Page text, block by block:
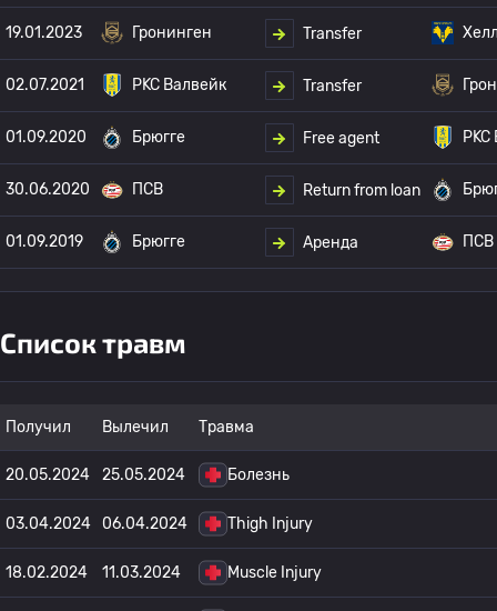
19.01.2023 Гронинген Transfer
02.07.2021 РKC Валвейк Transfer
01.09.2020 Брюгге Free agent
30.06.2020 ПСВ Return from loan
01.09.2019 Брюгге Аренда ПСВ
Список травм
Получил Вылечил Травма
20.05.2024 25.05.2024 Болезнь
03.04.2024 06.04.2024 Thigh Injury
18.02.2024 11.03.2024 Muscle Injury